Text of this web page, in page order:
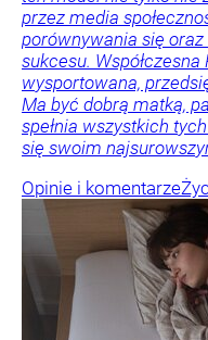
przez media
porównywania się
sukcesu.
wysportowana,
Ma być dobrą matką,
spełnia wszystkich
się swoim
Opinie i komentarze